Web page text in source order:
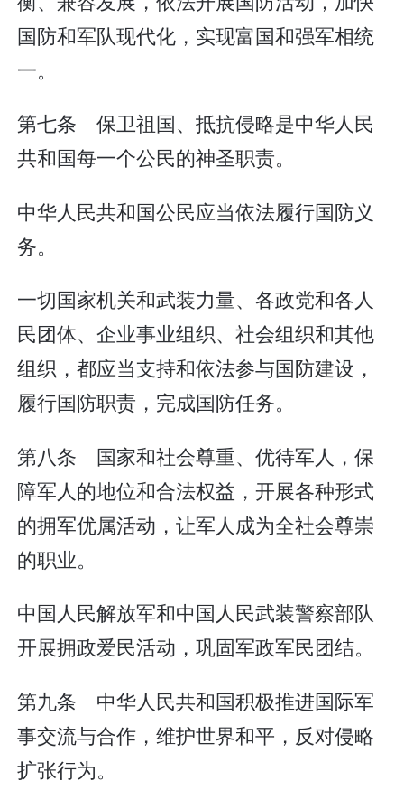
国防和军队现代化，实现富国和强军相统
一。
第七条 保卫祖国、抵抗侵略是中华人民
共和国每一个公民的神圣职责。
中华人民共和国公民应当依法履行国防义
务。
一切国家机关和武装力量、各政党和各人
民团体、企业事业组织、社会组织和其他
组织，都应当支持和依法参与国防建设，
履行国防职责，完成国防任务。
第八条 国家和社会尊重、优待军人，保
障军人的地位和合法权益，开展各种形式
的拥军优属活动，让军人成为全社会尊崇
的职业。
中国人民解放军和中国人民武装警察部队
开展拥政爱民活动，巩固军政军民团结。
第九条 中华人民共和国积极推进国际军
事交流与合作，维护世界和平，反对侵略
扩张行为。